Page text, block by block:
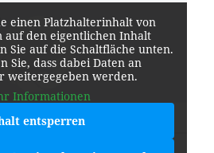
einen Platzhalterinhalt von
auf den eigentlichen Inhalt
Sie auf die Schaltfläche unten.
Sie, dass dabei Daten an
weitergegeben werden.
Informationen
entsperren